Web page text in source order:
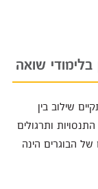
שואה
שילוב בין
ותרגולים
הבוגרים הינה